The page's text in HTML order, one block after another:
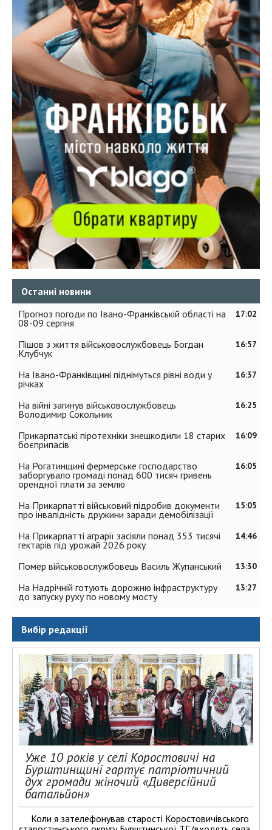
Останні новини
17:02
Прогноз погоди по Івано-Франківській області на
08-09 серпня
16:57
Пішов з життя військовослужбовець Богдан
Клубчук
16:37
На Івано-Франківщині піднімуться рівні води у
річках
16:25
На війні загинув військовослужбовець
Володимир Сокольник
16:09
Прикарпатські піротехніки знешкодили 18 старих
боєприпасів
16:05
На Рогатинщині фермерське господарство
заборгувало громаді понад 600 тисяч гривень
орендної плати за землю
15:05
На Прикарпатті військовий підробив документи
про інвалідність дружини заради демобілізації
14:46
На Прикарпатті аграрії засіяли понад 353 тисячі
гектарів під урожай 2026 року
13:30
Помер військовослужбовець Василь Жупанський
13:27
На Надрічній готують дорожню інфраструктуру
до запуску руху по новому мосту
Вибір редакції
Уже 10 років у селі Коростовичі на
Бурштинщині гартує патріотичний
дух громади жіночий «Диверсійний
батальйон»
Коли я зателефонував старості Коростовичівського